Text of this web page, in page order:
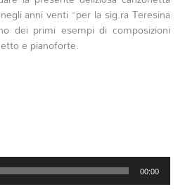
anni venti “per la sig.ra Teresina
dei primi esempi di composizioni
e pianoforte.
00:00